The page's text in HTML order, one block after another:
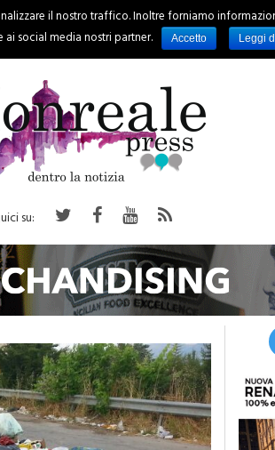
EVENTI RUBRICHE SPORT
su:
il nostro traffico. Inoltre forniamo
social media nostri partner.
Accetto Leggi